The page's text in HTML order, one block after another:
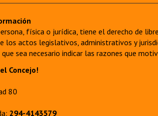
física o jurídica, tiene el derecho de
los actos legislativos, administrativos y
sea necesario indicar las razones que
Concejo!
80
294-4143579